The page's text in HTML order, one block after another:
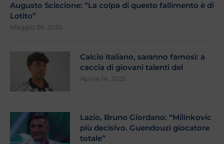
Augusto Sciscione: “La colpa di questo fallimento è di
Lotito”
Maggio 26, 2025
Calcio italiano, saranno famosi: a
caccia di giovani talenti del
Aprile 14, 2025
Lazio, Bruno Giordano: “Milinkovic
più decisivo. Guendouzi giocatore
totale”